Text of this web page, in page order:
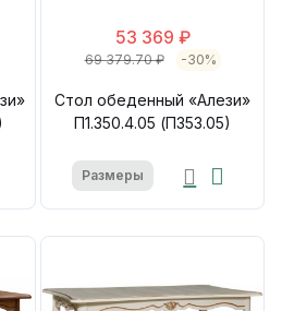
53 369 ₽
69 379.70 ₽ -30%
Стол обеденный «Алези»
П1.350.4.05 (П353.05)
Размеры